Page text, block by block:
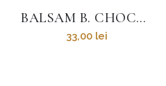
BALSAM B. CHOCOLATE
33,00 lei